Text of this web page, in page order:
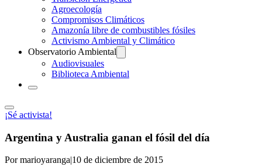
Agroecología
Compromisos Climáticos
Amazonía libre de combustibles fósiles
Activismo Ambiental y Climático
Observatorio Ambiental
Audiovisuales
Biblioteca Ambiental
¡Sé activista!
Argentina y Australia ganan el fósil del día
Por marioyaranga|10 de diciembre de 2015